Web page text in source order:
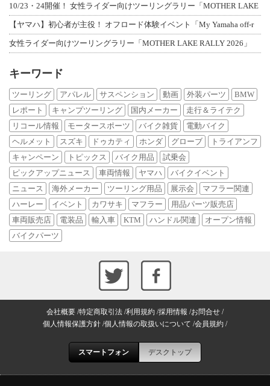
10/23・24開催！ 女性ライダー向けツーリングラリー「MOTHER LAKE
【ヤマハ】初心者が主役！ オフロード体験イベント「My Yamaha off-r
女性ライダー向けツーリングラリー「MOTHER LAKE RALLY 2026」
キーワード
ツーリング アパレル サスペンション 動画 外装パーツ
BMW
レポート
キャンプツーリング 国内メーカー
走行＆ライテク
リコール情報
モータースポーツ バイク雑貨
電動バイク
ヘルメット
スズキ ドゥカティ ホンダ グローブ
トライアンフ
キャンペーン
トピックス バイク用品
試乗会
ピックアップニュース
車両情報 ヤマハ
バイクイベント
ニュース
海外メーカー ツーリング用品 展示会
マフラー関連
ハーレー
イベント カワサキ マフラー
用品パーツ販売店
車両販売店
電装品 輸入車 KTM ハンドル関連
オープン情報
バイクパーツ
会社概要 特定商取引法 利用規約 採用情報 お問合せ
個人情報保護方針 個人情報の取扱いについて 会員規約
スマートフォン デスクトップ